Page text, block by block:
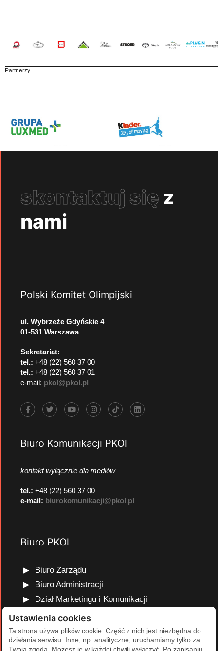
Partnerzy
skontaktuj się z
nami
Polski Komitet Olimpijski
ul. Wybrzeże Gdyńskie 4
01-531 Warszawa
Sekretariat:
tel.: +48 (22) 560 37 00
tel.: +48 (22) 560 37 01
e-mail: pkol@pkol.pl
Biuro Komunikacji PKOl
kontakt wyłącznie dla mediów
tel.: +48 (22) 560 37 00
e-mail: biurokomunikacji@pkol.pl
Biuro PKOl
Biuro Zarządu
Biuro Administracji
Dział Marketingu i Komunikacji
Dział Edukacji Olimpijskiej
Dział Finansów i Kadr
Dział Projektów Olimpijskich
Ustawienia cookies
Ta strona używa plików cookie. Część z nich jest niezbędna do
działania serwisu. Inne, np. analityczne, uruchamiamy tylko za
Twoją zgodą. Możesz je w każdej chwili wyłączyć. Po zapisaniu